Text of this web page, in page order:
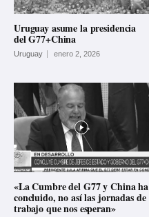
Uruguay asume la presidencia
del G77+China
Uruguay enero 2, 2026
«La Cumbre del G77 y China ha
concluido, no así las jornadas de
trabajo que nos esperan»